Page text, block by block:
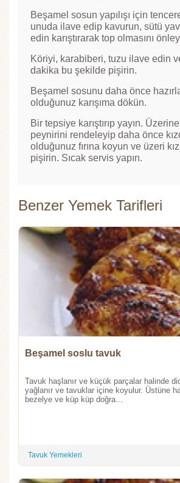
Beşamel sosun yapılışı için
unuda ilave edip kavurun, sütü
edin karıştırarak top olmasını
Köriyi, karabiberi, tuzu ilave edin
dakika bu şekilde pişirin.
Beşamel sosunu daha önce
olduğunuz karışıma dökün.
Bir tepsiye karıştırıp yayın.
peynirini rendeleyip daha önce
olduğunuz fırına koyun ve üzeri
pişirin. Sıcak servis yapın.
Benzer Yemek Tarifleri
Beşamel soslu tavuk
Tavuk haşlanır ve küçük parçalar halinde
yağlanır ve tavuklar içine koyulur. Üstüne
bezelye ve küp küp doğra...
Tavuk Yemekleri